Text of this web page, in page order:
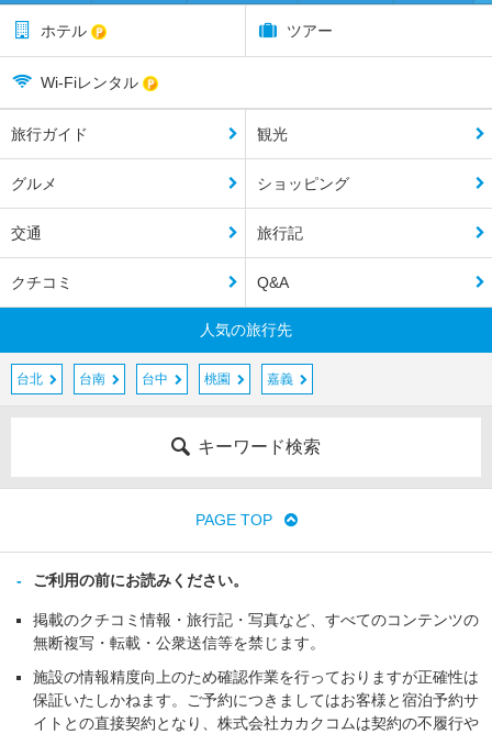
ホテル ツアー
Wi-Fiレンタル
旅行ガイド 観光
グルメ ショッピング
交通 旅行記
クチコミ Q&A
人気の旅行先
台北 台南 台中 桃園 嘉義
キーワード検索
PAGE TOP
ご利用の前にお読みください。
掲載のクチコミ情報・旅行記・写真など、すべてのコンテンツの
無断複写・転載・公衆送信等を禁じます。
施設の情報精度向上のため確認作業を行っておりますが正確性は
保証いたしかねます。ご予約につきましてはお客様と宿泊予約サ
イトとの直接契約となり、株式会社カカクコムは契約の不履行や